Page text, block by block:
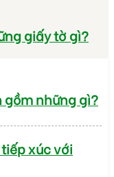
giấy tờ gì?
gồm những gì?
xúc với